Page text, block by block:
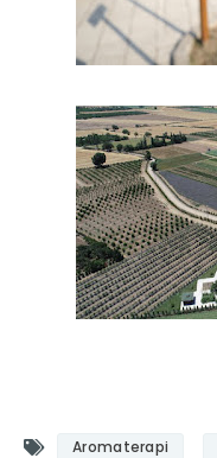
Aromaterapi